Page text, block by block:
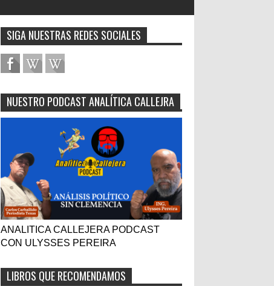
SIGA NUESTRAS REDES SOCIALES
NUESTRO PODCAST ANALÍTICA CALLEJRA
ANALITICA CALLEJERA PODCAST
CON ULYSSES PEREIRA
LIBROS QUE RECOMENDAMOS